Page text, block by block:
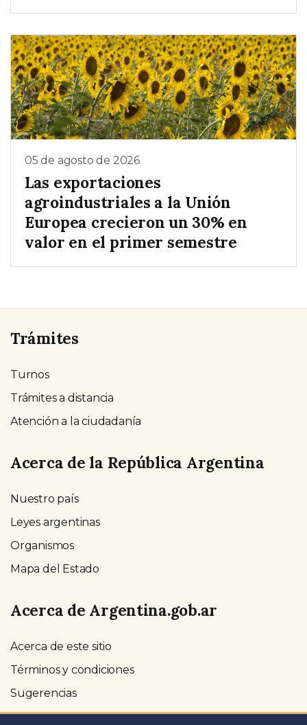
05 de agosto de 2026
Las exportaciones
agroindustriales a la Unión
Europea crecieron un 30% en
valor en el primer semestre
Trámites
Turnos
Trámites a distancia
Atención a la ciudadanía
Acerca de la República Argentina
Nuestro país
Leyes argentinas
Organismos
Mapa del Estado
Acerca de Argentina.gob.ar
Acerca de este sitio
Términos y condiciones
Sugerencias